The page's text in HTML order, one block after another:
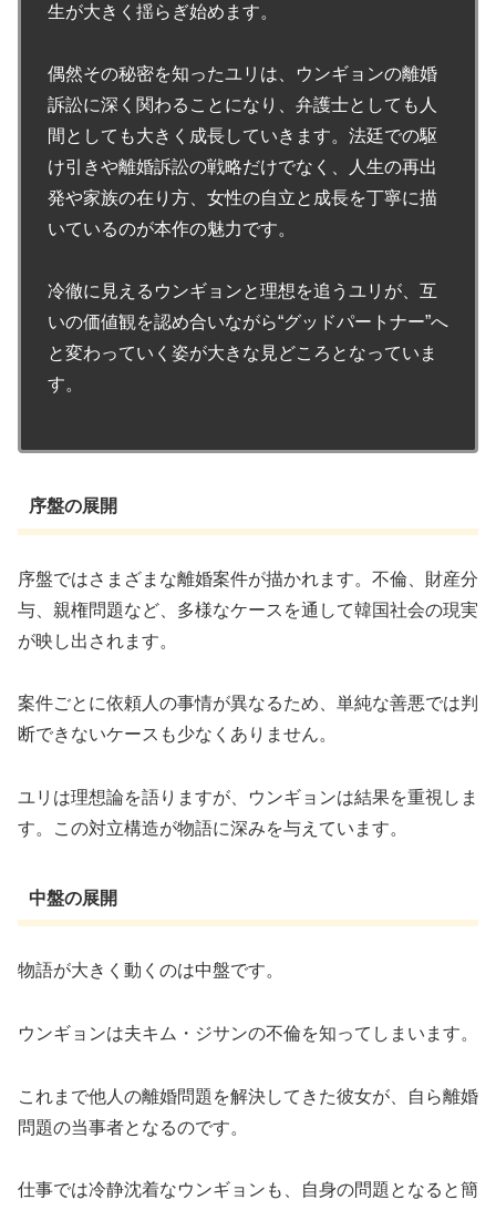
生が大きく揺らぎ始めます。
偶然その秘密を知ったユリは、ウンギョンの離婚
訴訟に深く関わることになり、弁護士としても人
間としても大きく成長していきます。法廷での駆
け引きや離婚訴訟の戦略だけでなく、人生の再出
発や家族の在り方、女性の自立と成長を丁寧に描
いているのが本作の魅力です。
冷徹に見えるウンギョンと理想を追うユリが、互
いの価値観を認め合いながら“グッドパートナー”へ
と変わっていく姿が大きな見どころとなっていま
す。
序盤の展開
序盤ではさまざまな離婚案件が描かれます。不倫、財産分
与、親権問題など、多様なケースを通して韓国社会の現実
が映し出されます。
案件ごとに依頼人の事情が異なるため、単純な善悪では判
断できないケースも少なくありません。
ユリは理想論を語りますが、ウンギョンは結果を重視しま
す。この対立構造が物語に深みを与えています。
中盤の展開
物語が大きく動くのは中盤です。
ウンギョンは夫キム・ジサンの不倫を知ってしまいます。
これまで他人の離婚問題を解決してきた彼女が、自ら離婚
問題の当事者となるのです。
仕事では冷静沈着なウンギョンも、自身の問題となると簡